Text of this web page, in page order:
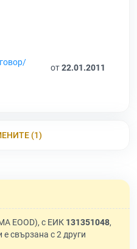
от22.01.2011
(1)
EOOD), с ЕИК 131351048,
е свързана с 2 други